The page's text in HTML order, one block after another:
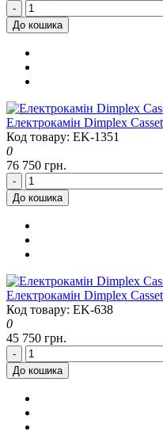
-
До кошика
Електрокамін Dimplex
Код товару: EK-1351
0
76 750 грн.
-
До кошика
Електрокамін Dimplex
Код товару: EK-638
0
45 750 грн.
-
До кошика